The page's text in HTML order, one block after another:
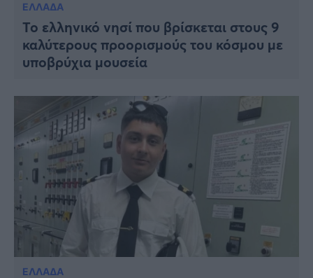
ΕΛΛΑΔΑ
Το ελληνικό νησί που βρίσκεται στους 9
καλύτερους προορισμούς του κόσμου με
υποβρύχια μουσεία
ΕΛΛΑΔΑ